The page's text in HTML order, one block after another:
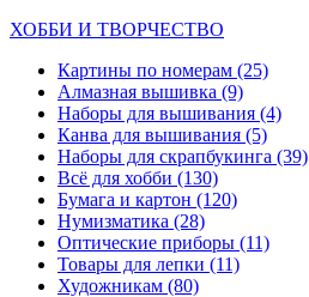
ХОББИ И ТВОРЧЕСТВО
Картины по номерам (25)
Алмазная вышивка (9)
Наборы для вышивания (4)
Канва для вышивания (5)
Наборы для скрапбукинга (39)
Всё для хобби (130)
Бумага и картон (120)
Нумизматика (28)
Оптические приборы (11)
Товары для лепки (11)
Художникам (80)